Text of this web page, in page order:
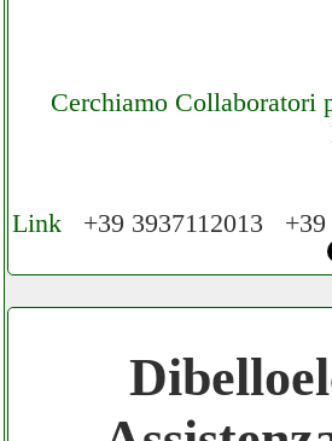
Cerchiamo Collaboratori
Cerchiamo
€ Mese
Gratis registra il tuo
Link +39 3937112013